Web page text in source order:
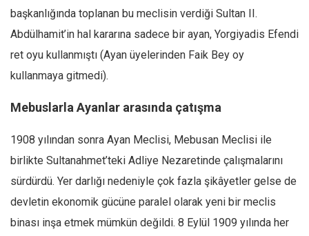
Dosyalar
başkanlığında toplanan bu meclisin verdiği Sultan II.
Abdülhamit’in hal kararına sadece bir ayan, Yorgiyadis Efendi
ret oyu kullanmıştı (Ayan üyelerinden Faik Bey oy
kullanmaya gitmedi).
Mebuslarla Ayanlar arasında çatışma
1908 yılından sonra Ayan Meclisi, Mebusan Meclisi ile
birlikte Sultanahmet’teki Adliye Nezaretinde çalışmalarını
sürdürdü. Yer darlığı nedeniyle çok fazla şikâyetler gelse de
devletin ekonomik gücüne paralel olarak yeni bir meclis
binası inşa etmek mümkün değildi. 8 Eylül 1909 yılında her